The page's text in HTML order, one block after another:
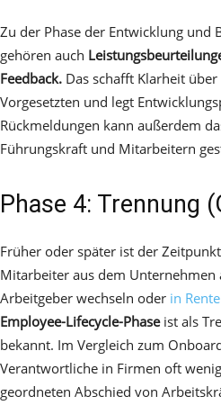
Zu der Phase der Entwicklung und
gehören auch
Feedback. Das schafft Klarheit
Vorgesetzten und legt
Rückmeldungen kann außerdem
Führungskraft und Mitarbeitern
Phase 4: Trennung
Früher oder später ist der
Mitarbeiter aus dem Unternehmen
Arbeitgeber wechseln oder in
Employee-Lifecycle-Phaseist als
bekannt. Im Vergleich zum
Verantwortliche in Firmen oft
geordneten Abschied von